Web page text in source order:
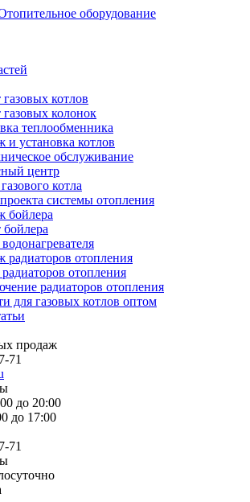
оборудование
котлов
колонок
теплообменника
и установка котлов
обслуживание
центр
котла
системы отопления
бойлера
радиаторов отопления
отопления
радиаторов отопления
для газовых котлов оптом
продаж
71
до 20:00
до 17:00
71